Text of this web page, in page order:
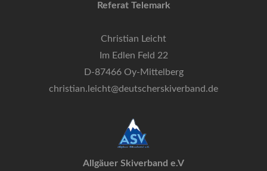
Referat Telemark
Christian Leicht
Im Edlen Feld 22
D-87466 Oy-Mittelberg
christian.leicht@deutscherskiverband.de
Allgäuer Skiverband e.V